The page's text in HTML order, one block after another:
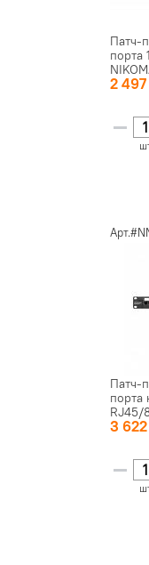
Патч-
порта
2 497
Патч-
порта
RJ45/
3 622